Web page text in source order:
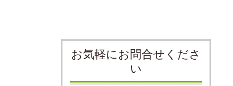
お気軽にお問合せくださ
い